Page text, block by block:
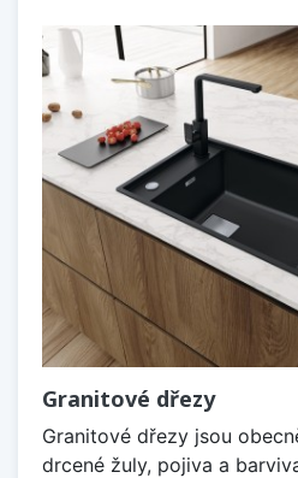
Granitové dřezy
Granitové dřezy jsou
drcené žuly, pojiva a